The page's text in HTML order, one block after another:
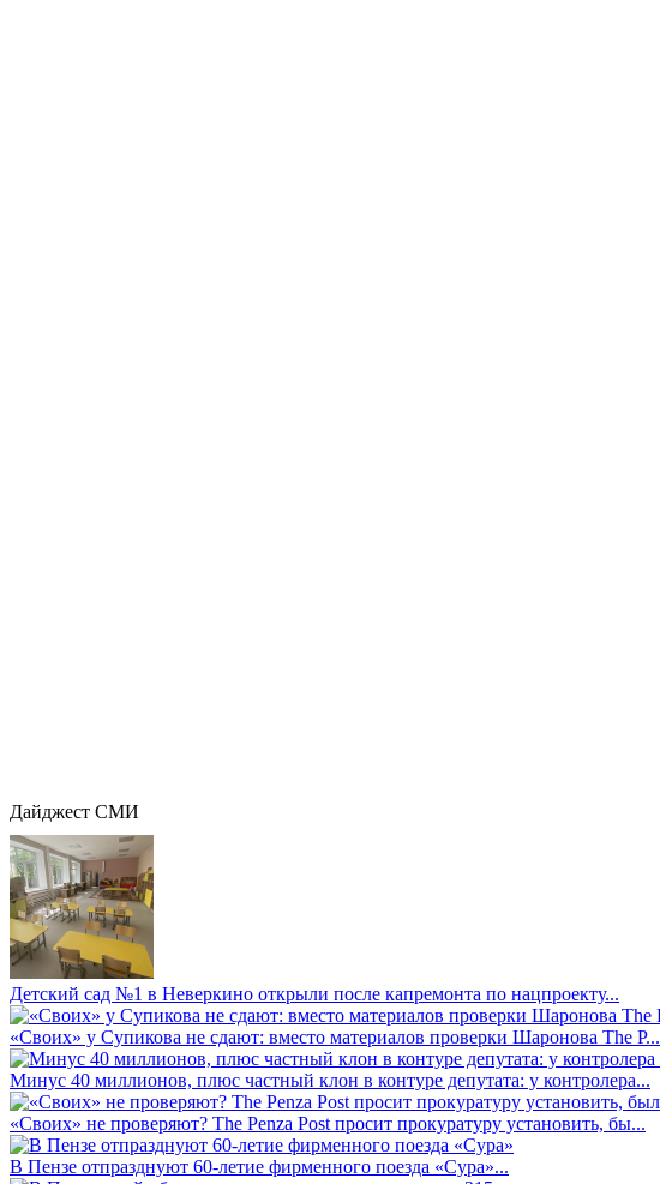
Дайджест СМИ
Детский сад №1 в Неверкино открыли после капремонта по нацпроекту...
«Своих» у Супикова не сдают: вместо материалов проверки Шаронова The P...
Минус 40 миллионов, плюс частный клон в контуре депутата: у контролера...
«Своих» не проверяют? The Penza Post просит прокуратуру установить, бы...
В Пензе отпразднуют 60-летие фирменного поезда «Сура»...